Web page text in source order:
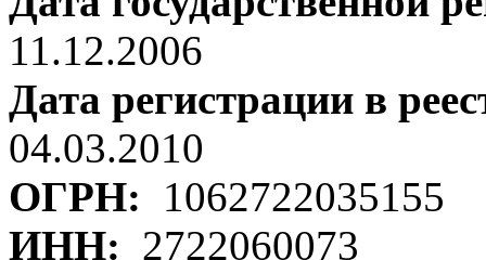
11.12.2006
Дата регистрации в
04.03.2010
ОГРН:
1062722035155
ИНН: 2722060073